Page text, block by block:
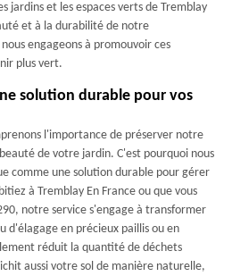
jardins et les espaces verts de Tremblay
et à la durabilité de notre
engageons à promouvoir ces
plus vert.
solution durable pour vos
l'importance de préserver notre
de votre jardin. C'est pourquoi nous
comme une solution durable pour gérer
à Tremblay En France ou que vous
notre service s'engage à transformer
d'élagage en précieux paillis ou en
réduit la quantité de déchets
aussi votre sol de manière naturelle,